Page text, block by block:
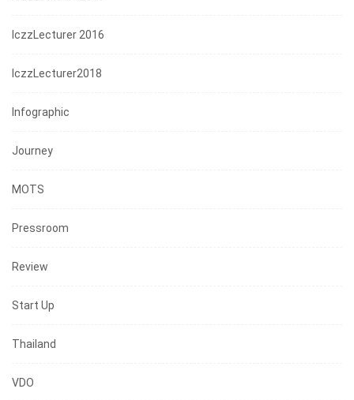
IczzLecturer 2016
IczzLecturer2018
Infographic
Journey
MOTS
Pressroom
Review
Start Up
Thailand
VDO